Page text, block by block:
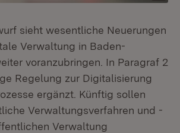
sieht wesentliche Neuerungen
Verwaltung in Baden-
voranzubringen. In Paragraf 2
Regelung zur Digitalisierung
ergänzt. Künftig sollen
Verwaltungsverfahren und -
Verwaltung